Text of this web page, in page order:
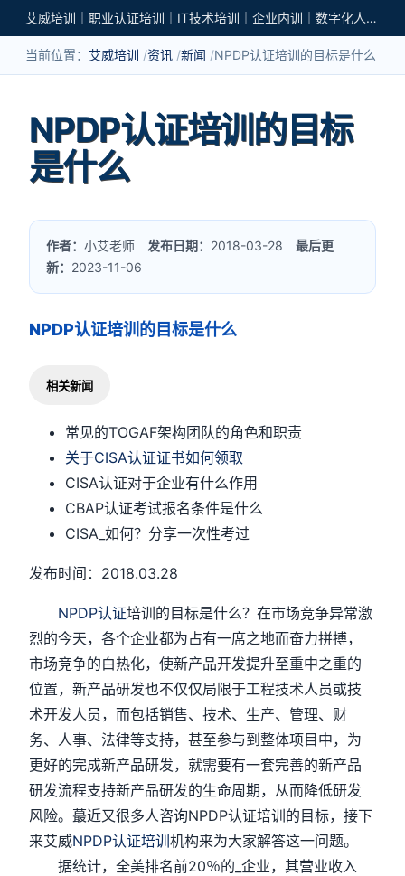
艾威培训｜职业认证培训｜IT技术培训｜企业内训｜数字化人才培养
当前位置： 艾威培训 资讯 新闻 NPDP认证培训的目标是什么
NPDP认证培训的目标
是什么
作者：小艾老师 发布日期： 2018-03-28最后更
新： 2023-11-06
NPDP认证培训的目标是什么
相关新闻
常见的TOGAF架构团队的角色和职责
关于CISA认证证书如何领取
CISA认证对于企业有什么作用
CBAP认证考试报名条件是什么
CISA_如何？分享一次性考过
发布时间：2018.03.28
NPDP认证培训的目标是什么？在市场竞争异常激
烈的今天，各个企业都为占有一席之地而奋力拼搏，
市场竞争的白热化，使新产品开发提升至重中之重的
位置，新产品研发也不仅仅局限于工程技术人员或技
术开发人员，而包括销售、技术、生产、管理、财
务、人事、法律等支持，甚至参与到整体项目中，为
更好的完成新产品研发，就需要有一套完善的新产品
研发流程支持新产品研发的生命周期，从而降低研发
风险。蕞近又很多人咨询NPDP认证培训的目标，接下
来艾威NPDP认证培训机构来为大家解答这一问题。
据统计，全美排名前20％的_企业，其营业收入